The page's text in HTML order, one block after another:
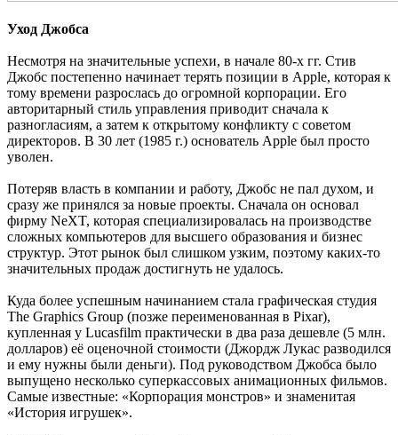
Уход Джобса
Несмотря на значительные успехи, в начале 80-х гг. Стив
Джобс постепенно начинает терять позиции в Apple, которая к
тому времени разрослась до огромной корпорации. Его
авторитарный стиль управления приводит сначала к
разногласиям, а затем к открытому конфликту с советом
директоров. В 30 лет (1985 г.) основатель Apple был просто
уволен.
Потеряв власть в компании и работу, Джобс не пал духом, и
сразу же принялся за новые проекты. Сначала он основал
фирму NeXT, которая специализировалась на производстве
сложных компьютеров для высшего образования и бизнес
структур. Этот рынок был слишком узким, поэтому каких-то
значительных продаж достигнуть не удалось.
Куда более успешным начинанием стала графическая студия
The Graphics Group (позже переименованная в Pixar),
купленная у Lucasfilm практически в два раза дешевле (5 млн.
долларов) её оценочной стоимости (Джордж Лукас разводился
и ему нужны были деньги). Под руководством Джобса было
выпущено несколько суперкассовых анимационных фильмов.
Самые известные: «Корпорация монстров» и знаменитая
«История игрушек».